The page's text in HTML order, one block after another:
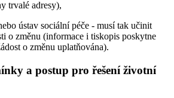
trvalé adresy),
ústav sociální péče - musí tak učinit
o změnu (informace i tiskopis poskytne
o změnu uplatňována).
a postup pro řešení životní